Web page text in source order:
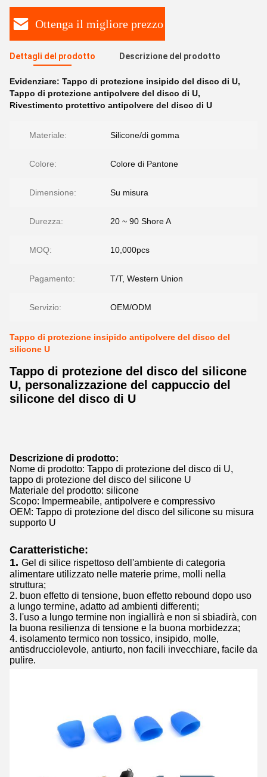
Ottenga il migliore prezzo
Dettagli del prodotto Descrizione del prodotto
Evidenziare: Tappo di protezione insipido del disco di U,
Tappo di protezione antipolvere del disco di U,
Rivestimento protettivo antipolvere del disco di U
Materiale: Silicone/di gomma
Colore: Colore di Pantone
Dimensione: Su misura
Durezza: 20 ~ 90 Shore A
MOQ: 10,000pcs
Pagamento: T/T, Western Union
Servizio: OEM/ODM
Tappo di protezione insipido antipolvere del disco del
silicone U
Tappo di protezione del disco del silicone
U, personalizzazione del cappuccio del
silicone del disco di U
Descrizione di prodotto:
Nome di prodotto: Tappo di protezione del disco di U,
tappo di protezione del disco del silicone U
Materiale del prodotto: silicone
Scopo: Impermeabile, antipolvere e compressivo
OEM: Tappo di protezione del disco del silicone su misura
supporto U
Caratteristiche:
1. Gel di silice rispettoso dell'ambiente di categoria
alimentare utilizzato nelle materie prime, molli nella
struttura;
2. buon effetto di tensione, buon effetto rebound dopo uso
a lungo termine, adatto ad ambienti differenti;
3. l'uso a lungo termine non ingiallirà e non si sbiadirà, con
la buona resilienza di tensione e la buona morbidezza;
4. isolamento termico non tossico, insipido, molle,
antisdrucciolevole, antiurto, non facili invecchiare, facile da
pulire.